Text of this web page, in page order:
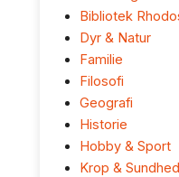
Bibliotek
Dyr & Natur
Familie
Filosofi
Geografi
Historie
Hobby & Sport
Krop & Sundhed